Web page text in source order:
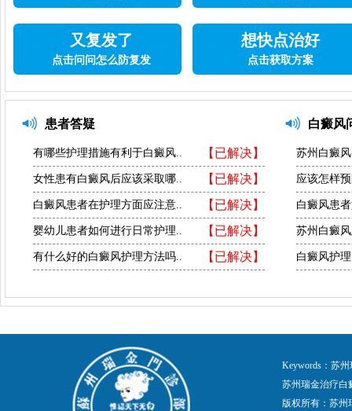
又复发了
点击问问怎么防复发
想快点治好
点击获取方案
患者答疑
【已解决】
有哪些护理措施有利于白癜风..
【已解决】
女性患有白癜风后应该采取哪..
【已解决】
白癜风患者在护理方面应注意..
【已解决】
婴幼儿患者如何进行日常护理..
【已解决】
有什么好的白癜风护理方法吗..
白癜风
苏州白癜
应该怎样
白癜风患
苏州白癜
白癜风护
Keywords：苏
苏州瑞金治疗白
版权所有：苏